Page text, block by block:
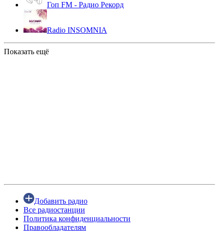
Гоп FM - Радио Рекорд
Radio INSOMNIA
Показать ещё
Добавить радио
Все радиостанции
Политика конфиденциальности
Правообладателям